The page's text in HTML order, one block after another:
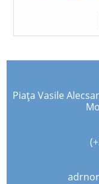
Piața Vasile